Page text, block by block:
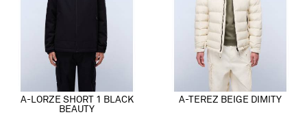
A-LORZE SHORT 1 BLACK
BEAUTY
A-TEREZ BEIGE DIMITY